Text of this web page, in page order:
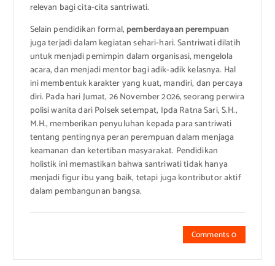
relevan bagi cita-cita santriwati.
Selain pendidikan formal, pemberdayaan perempuan
juga terjadi dalam kegiatan sehari-hari. Santriwati dilatih
untuk menjadi pemimpin dalam organisasi, mengelola
acara, dan menjadi mentor bagi adik-adik kelasnya. Hal
ini membentuk karakter yang kuat, mandiri, dan percaya
diri. Pada hari Jumat, 26 November 2026, seorang perwira
polisi wanita dari Polsek setempat, Ipda Ratna Sari, S.H.,
M.H., memberikan penyuluhan kepada para santriwati
tentang pentingnya peran perempuan dalam menjaga
keamanan dan ketertiban masyarakat. Pendidikan
holistik ini memastikan bahwa santriwati tidak hanya
menjadi figur ibu yang baik, tetapi juga kontributor aktif
dalam pembangunan bangsa.
Comments 0